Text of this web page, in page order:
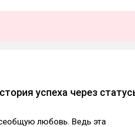
успеха через
любовь. Ведь эта